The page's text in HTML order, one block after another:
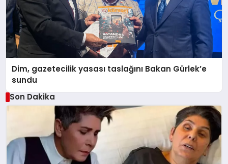
Dim, gazetecilik yasası taslağını Bakan Gürlek’e
sundu
Son Dakika